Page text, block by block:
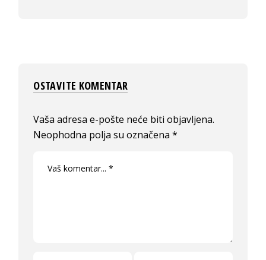
OSTAVITE KOMENTAR
Vaša adresa e-pošte neće biti objavljena.
Neophodna polja su označena*